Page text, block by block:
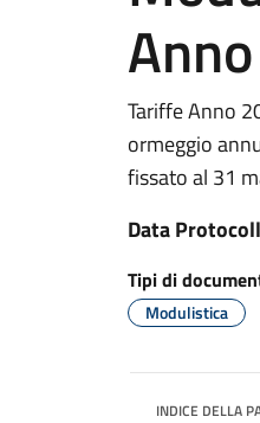
Tariffe Anno
ormeggio
fissato al 31
Data
Tipi di
Modulistica
INDICE DELLA